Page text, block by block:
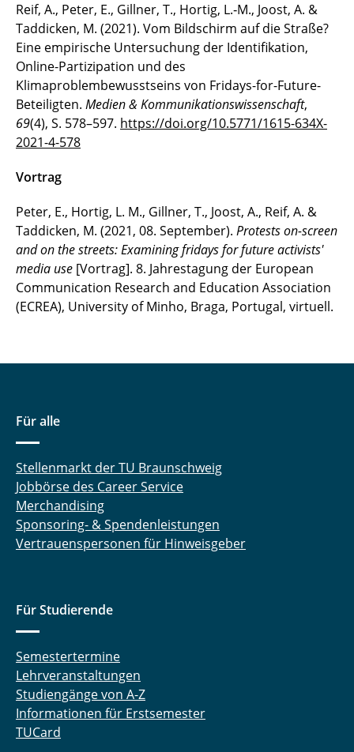
Reif, A., Peter, E., Gillner, T., Hortig, L.‑M., Joost, A. &
Taddicken, M. (2021). Vom Bildschirm auf die Straße?
Eine empirische Untersuchung der Identifikation,
Online-Partizipation und des
Klimaproblembewusstseins von Fridays-for-Future-
Beteiligten. Medien & Kommunikationswissenschaft,
69(4), S. 578–597. https://doi.org/10.5771/1615-634X-
2021-4-578
Vortrag
Peter, E., Hortig, L. M., Gillner, T., Joost, A., Reif, A. &
Taddicken, M. (2021, 08. September). Protests on-screen
and on the streets: Examining fridays for future activists'
media use [Vortrag]. 8. Jahrestagung der European
Communication Research and Education Association
(ECREA), University of Minho, Braga, Portugal, virtuell.
Für alle
Stellenmarkt der TU Braunschweig
Jobbörse des Career Service
Merchandising
Sponsoring- & Spendenleistungen
Vertrauenspersonen für Hinweisgeber
Für Studierende
Semestertermine
Lehrveranstaltungen
Studiengänge von A-Z
Informationen für Erstsemester
TUCard